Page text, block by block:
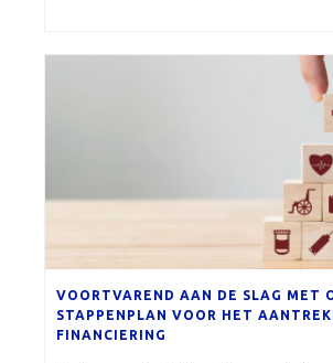
VOORTVAREND AAN DE SLAG MET
STAPPENPLAN VOOR HET
FINANCIERING